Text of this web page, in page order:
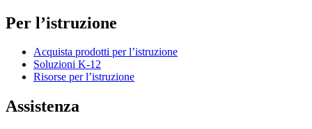
Per l’istruzione
Acquista prodotti per l’istruzione
Soluzioni K-12
Risorse per l’istruzione
Assistenza